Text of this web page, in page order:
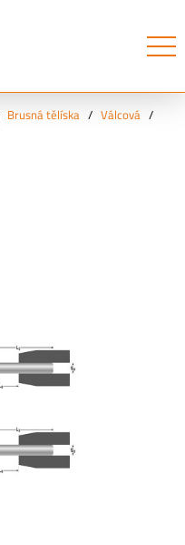
Brusná tělíska / Válcová /